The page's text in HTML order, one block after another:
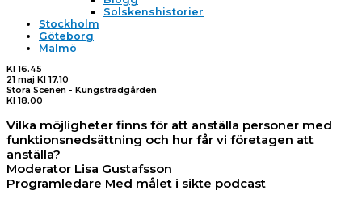
Solskenshistorier
Stockholm
Göteborg
Malmö
Kl 16.45
21 maj Kl 17.10
Stora Scenen - Kungsträdgården
Kl 18.00
Vilka möjligheter finns för att anställa personer med
funktionsnedsättning och hur får vi företagen att
anställa?
Moderator Lisa Gustafsson
Programledare Med målet i sikte podcast